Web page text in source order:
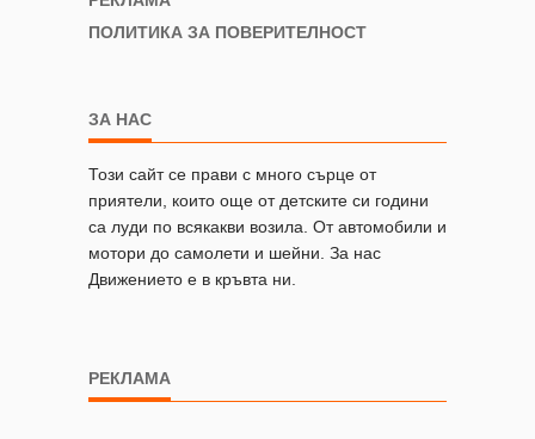
ПОЛИТИКА ЗА ПОВЕРИТЕЛНОСТ
ЗА НАС
Този сайт се прави с много сърце от
приятели, които още от детските си години
са луди по всякакви возила. От автомобили и
мотори до самолети и шейни. За нас
Движението е в кръвта ни.
РЕКЛАМА